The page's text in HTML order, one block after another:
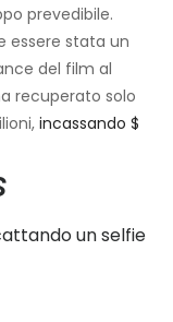
prevedibile.
essere stata un
del film al
recuperato solo
incassando $